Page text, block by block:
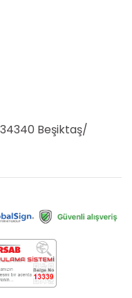
34340 Beşiktaş/